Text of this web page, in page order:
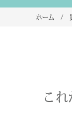
ホーム
こ